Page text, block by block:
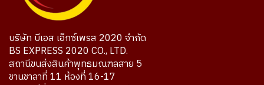
บริษัท บีเอส เอ็กซ์เพรส 2020 จำกัด
BS EXPRESS 2020 CO., LTD.
สถานีขนส่งสินค้าพุทธมณฑลสาย 5
ชานชาลาที่ 11 ห้องที่ 16-17